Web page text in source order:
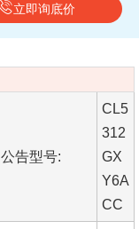
立即询底价
公告型号:
CL5
312
GX
Y6A
CC